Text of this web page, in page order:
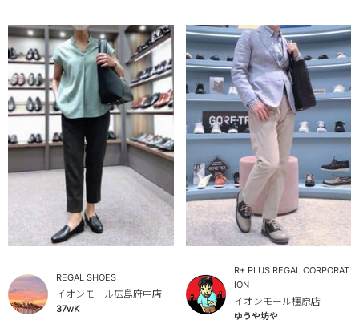
REGAL SHOES
イオンモール広島府中店
37wK
R+ PLUS REGAL CORPORAT
ION
イオンモール橿原店
ゆうや坊や